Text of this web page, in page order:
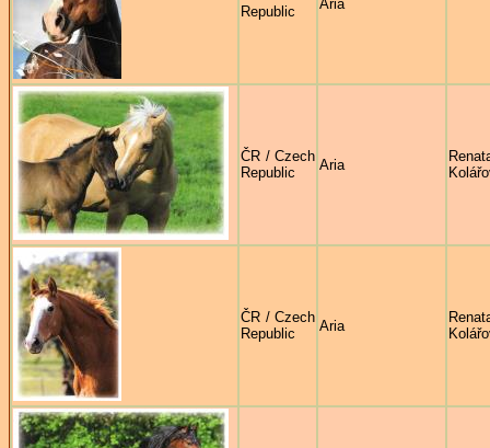
Republic
Aria
ČR / Czech
Republic
Aria
ČR / Czech
Republic
Aria